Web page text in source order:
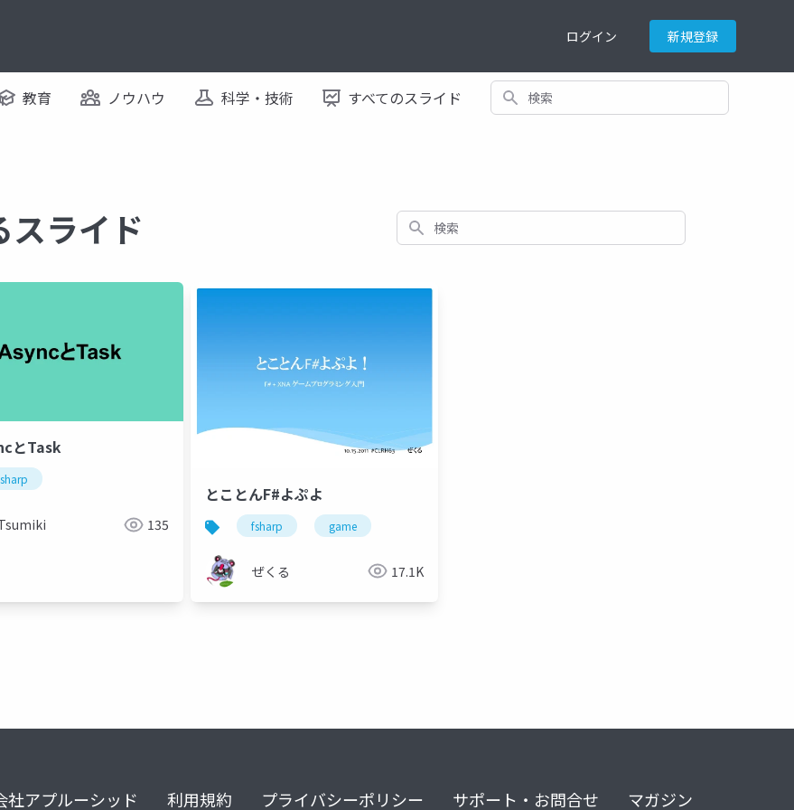
ログイン 新規登録
教育 ノウハウ 科学・技術 すべてのスライド 検索
ライド 検索
とTask
135
とことんF#よぷよ
fsharp game
ぜくる 17.1K
社アプルーシッド 利用規約 プライバシーポリシー サポート・お問合せ マガジン